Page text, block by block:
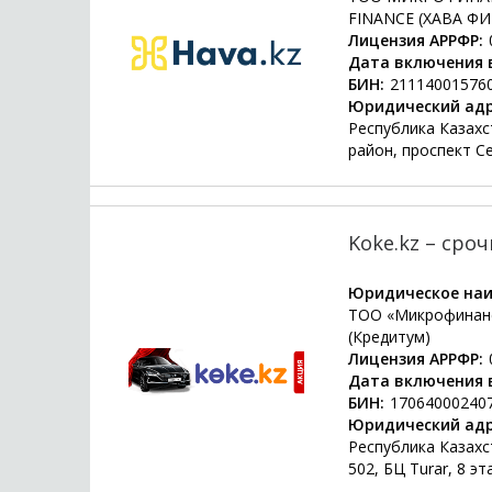
FINANCE (ХАВА
Лицензия АРРФР:
Дата включения
БИН:
Юридический
Республика
район, проспект
Koke.kz –
Юридическое
ТОО
(Кредитум)
Лицензия АРРФР:
Дата включения
БИН:
Юридический
Республика
502, БЦ Turar, 8